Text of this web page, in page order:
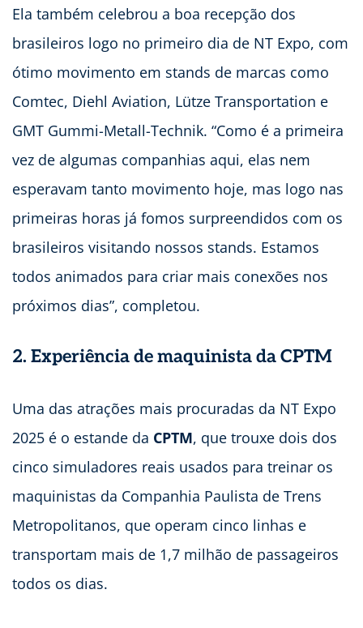
Ela também celebrou a boa recepção dos
brasileiros logo no primeiro dia de NT Expo, com
ótimo movimento em stands de marcas como
Comtec, Diehl Aviation, Lütze Transportation e
GMT Gummi-Metall-Technik. “Como é a primeira
vez de algumas companhias aqui, elas nem
esperavam tanto movimento hoje, mas logo nas
primeiras horas já fomos surpreendidos com os
brasileiros visitando nossos stands. Estamos
todos animados para criar mais conexões nos
próximos dias”, completou.
2. Experiência de maquinista da CPTM
Uma das atrações mais procuradas da NT Expo
2025 é o estande da CPTM, que trouxe dois dos
cinco simuladores reais usados para treinar os
maquinistas da Companhia Paulista de Trens
Metropolitanos, que operam cinco linhas e
transportam mais de 1,7 milhão de passageiros
todos os dias.